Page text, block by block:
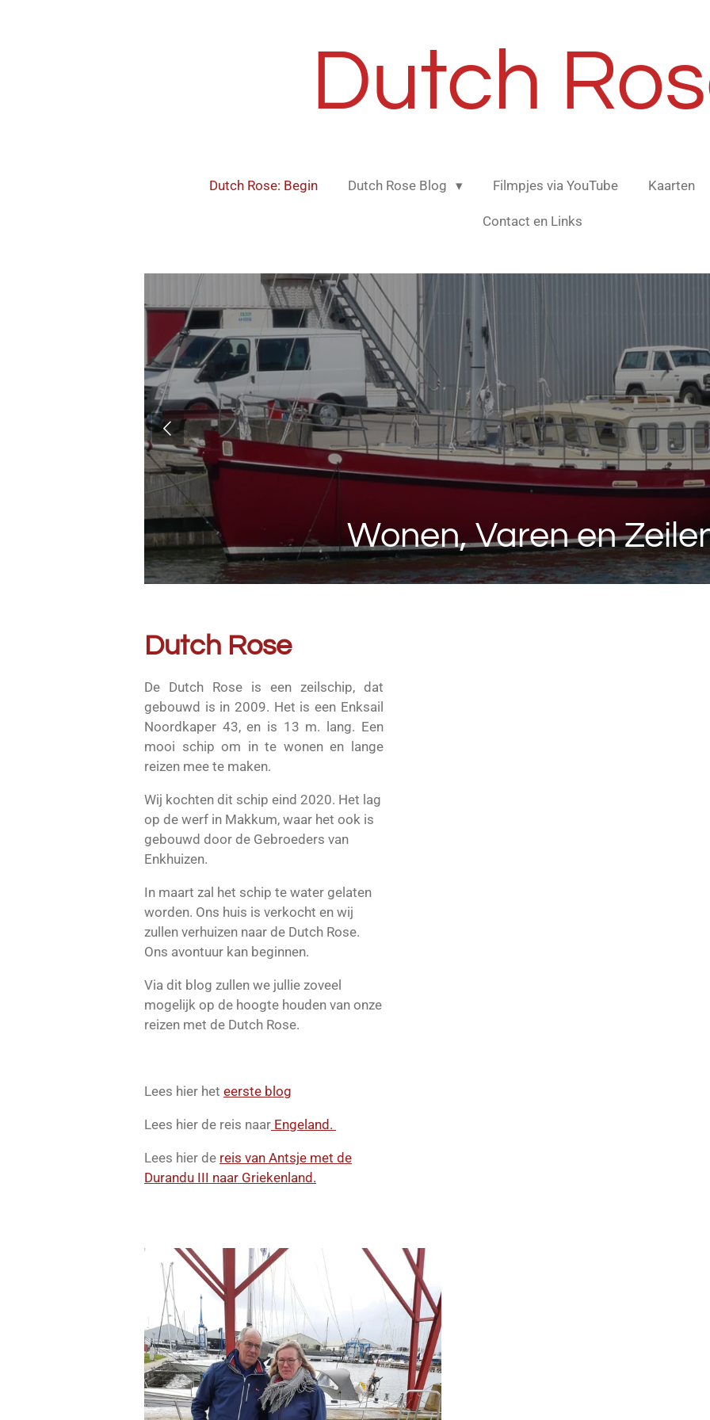
Dutch
Dutch Rose: Begin Dutch Rose Blog Filmpjes via YouTube Kaarten
Contact en Links
Wonen, Varen en
Dutch Rose
De Dutch Rose is een zeilschip, dat
gebouwd is in 2009. Het is een Enksail
Noordkaper 43, en is 13 m. lang. Een
mooi schip om in te wonen en lange
reizen mee te maken.
Wij kochten dit schip eind 2020. Het lag
op de werf in Makkum, waar het ook is
gebouwd door de Gebroeders van
Enkhuizen.
In maart zal het schip te water gelaten
worden. Ons huis is verkocht en wij
zullen verhuizen naar de Dutch Rose.
Ons avontuur kan beginnen.
Via dit blog zullen we jullie zoveel
mogelijk op de hoogte houden van onze
reizen met de Dutch Rose.
Lees hier het eerste blog
Lees hier de reis naar Engeland.
Lees hier de reis van Antsje met de
Durandu III naar Griekenland.